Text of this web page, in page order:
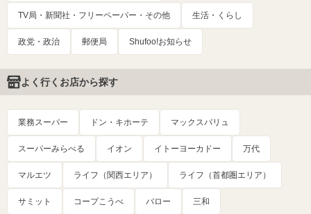
TV局・新聞社・フリーペーパー・その他 生活・くらし
政党・政治 郵便局 Shufoo!お知らせ
よく行くお店から探す
業務スーパー ドン・キホーテ マックスバリュ
スーパーみらべる イオン イトーヨーカドー 万代
マルエツ ライフ（関西エリア） ライフ（首都圏エリア）
サミット コープこうべ バロー 三和